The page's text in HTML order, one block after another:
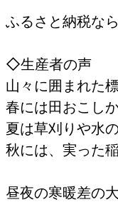
ふるさと納税な
◇生産者の声
山々に囲まれた
春には田おこし
夏は草刈りや水
秋には、実った
昼夜の寒暖差の